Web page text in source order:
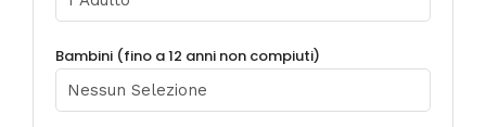
Bambini (fino a 12 anni non compiuti)